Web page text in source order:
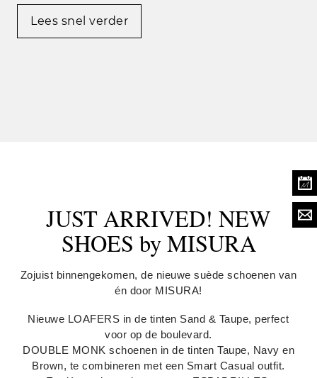
Lees snel verder
JUST ARRIVED! NEW
SHOES by MISURA
Zojuist binnengekomen, de nieuwe suède schoenen van
én door MISURA!
Nieuwe LOAFERS in de tinten Sand & Taupe, perfect
voor op de boulevard.
DOUBLE MONK schoenen in de tinten Taupe, Navy en
Brown, te combineren met een Smart Casual outfit.